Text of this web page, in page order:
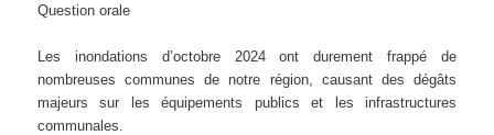
Question orale
Les inondations d’octobre 2024 ont durement frappé de
nombreuses communes de notre région, causant des dégâts
majeurs sur les équipements publics et les infrastructures
communales.